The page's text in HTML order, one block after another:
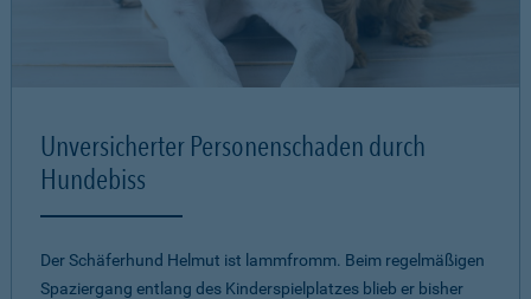
Unversicherter Personenschaden durch
Hundebiss
Der Schäferhund Helmut ist lammfromm. Beim regelmäßigen
Spaziergang entlang des Kinderspielplatzes blieb er bisher